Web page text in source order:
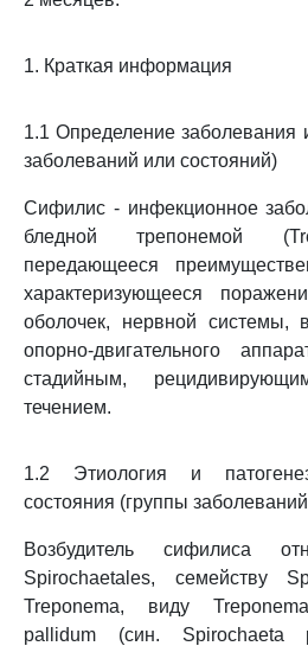
1. Краткая информация
1.1 Определение заболевания
заболеваний или состояний)
Сифилис - инфекционное
бледной трепонемой
передающееся
характеризующееся
оболочек, нервной системы,
опорно-двигательного
стадийным,
течением.
1.2 Этиология и
состояния (группы
Возбудитель сифилиса
Spirochaetales, семейству
Treponema, виду
pallidum (син. Spirochaeta